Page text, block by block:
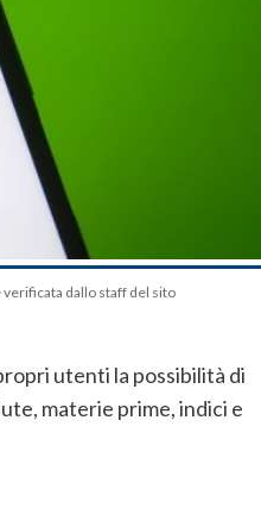
dallo staff del sito
utenti la possibilità di
materie prime, indici e